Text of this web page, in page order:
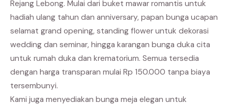
Rejang Lebong. Mulai dari buket mawar romantis untuk
hadiah ulang tahun dan anniversary, papan bunga ucapan
selamat grand opening, standing flower untuk dekorasi
wedding dan seminar, hingga karangan bunga duka cita
untuk rumah duka dan krematorium. Semua tersedia
dengan harga transparan mulai Rp 150.000 tanpa biaya
tersembunyi.
Kami juga menyediakan bunga meja elegan untuk